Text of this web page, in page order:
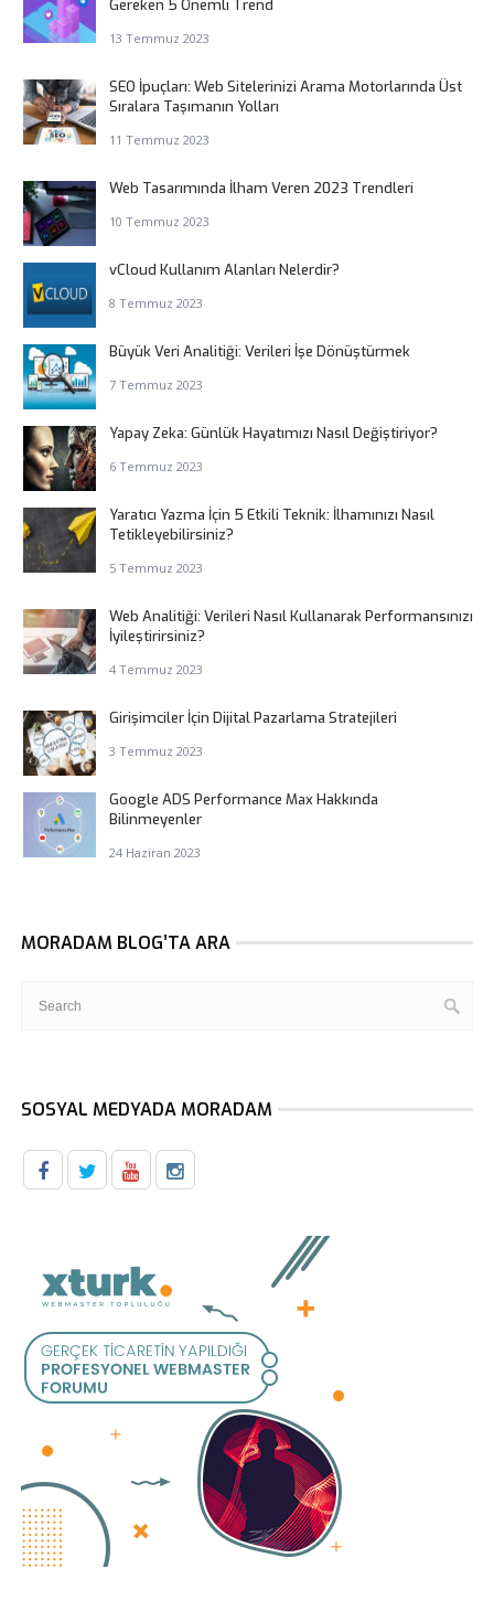
Gereken 5 Önemli Trend
13 Temmuz 2023
SEO İpuçları: Web Sitelerinizi Arama Motorlarında Üst
Sıralara Taşımanın Yolları
11 Temmuz 2023
Web Tasarımında İlham Veren 2023 Trendleri
10 Temmuz 2023
vCloud Kullanım Alanları Nelerdir?
8 Temmuz 2023
Büyük Veri Analitiği: Verileri İşe Dönüştürmek
7 Temmuz 2023
Yapay Zeka: Günlük Hayatımızı Nasıl Değiştiriyor?
6 Temmuz 2023
Yaratıcı Yazma İçin 5 Etkili Teknik: İlhamınızı Nasıl
Tetikleyebilirsiniz?
5 Temmuz 2023
Web Analitiği: Verileri Nasıl Kullanarak Performansınızı
İyileştirirsiniz?
4 Temmuz 2023
Girişimciler İçin Dijital Pazarlama Stratejileri
3 Temmuz 2023
Google ADS Performance Max Hakkında
Bilinmeyenler
24 Haziran 2023
MORADAM BLOG’TA ARA
SOSYAL MEDYADA MORADAM